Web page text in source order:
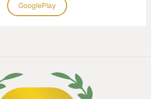
GooglePlay